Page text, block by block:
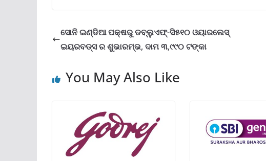
ସୋନି ଇଣ୍ଡିଆ ପକ୍ଷରୁ ଡବ୍ଲୁଏଫ୍‌-ସି୫୧୦ ଓୟାରଲେସ୍
ଇୟରବଡ୍ସ ର ଶୁଭାରମ୍ଭ, ଦାମ ୩,୯୯୦ ଟଙ୍କା
You May Also Like